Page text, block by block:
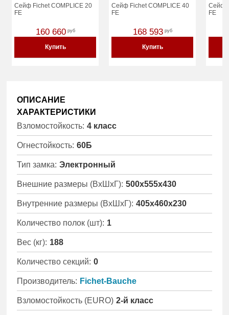
Сейф Fichet COMPLICE 20
FE
160 660 руб
Купить
Сейф Fichet COMPLICE 40
FE
168 593 руб
Купить
Сейф
FE
ОПИСАНИЕ
ХАРАКТЕРИСТИКИ
Взломостойкость: 4 класс
Огнестойкость: 60Б
Тип замка: Электронный
Внешние размеры (ВхШхГ): 500x555x430
Внутренние размеры (ВхШхГ): 405x460x230
Количество полок (шт): 1
Вес (кг): 188
Количество секций: 0
Производитель: Fichet-Bauche
Взломостойкость (EURO) 2-й класс